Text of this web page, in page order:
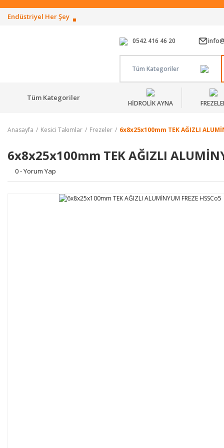
Endüstriyel Her Şey
0542 416 46 20
Tüm Kategoriler
Tüm Kategoriler
HİDROLİK AYNA
Anasayfa Kesici Takımlar Frezeler 6x8x25x100mm TEK AĞIZLI
6x8x25x100mm TEK AĞIZLI
0 - Yorum Yap